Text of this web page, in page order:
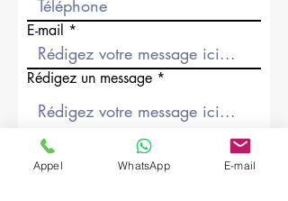
E-mail
Rédigez un message
Société
Appel WhatsApp E-mail